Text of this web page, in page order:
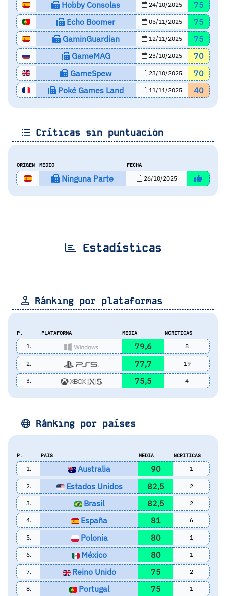
Hobby Consolas 24/10/2025
75
Echo Boomer
05/11/2025
75
GaminGuardian
12/11/2025
75
GameMAG
23/10/2025
70
GameSpew
23/10/2025
70
Poké Games Land
11/11/2025 40
Críticas sin puntuación
ORIGEN MEDIO FECHA
Ninguna Parte 26/10/2025
Estadísticas
Ránking por plataformas
P. PLATAFORMA MEDIA NCRITICAS
1. 79,6 8
2. 77,7 19
3. 75,5 4
Ránking por países
P. PAIS MEDIA NCRITICAS
1. Australia 90 1
2. Estados Unidos 82,5 2
3. Brasil 82,5 2
4. España 81 6
5. Polonia 80 1
6. México 80 1
7. Reino Unido 75 2
8. Portugal 75 1